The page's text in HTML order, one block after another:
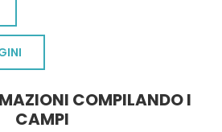
COMPILANDO I
CAMPI